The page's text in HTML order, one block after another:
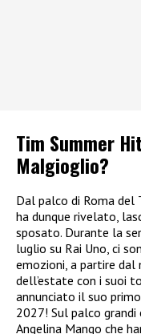
Tim Summer
Malgioglio?
Dal palco di Roma del
ha dunque rivelato,
sposato. Durante la
luglio su Rai Uno, ci
emozioni, a partire dal
dell’estate con i suoi
annunciato il suo
2027! Sul palco grandi
Angelina Mango che